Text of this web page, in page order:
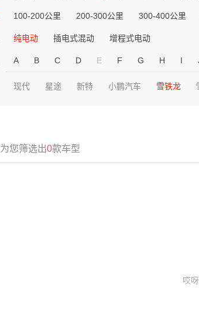
100-200公里 200-300公里 300-400公里
纯电动 插电式混动 增程式电动
A B C D E F G H I
现代 星途 新特 小鹏汽车 雪铁龙
为您筛选出0款车型
哎